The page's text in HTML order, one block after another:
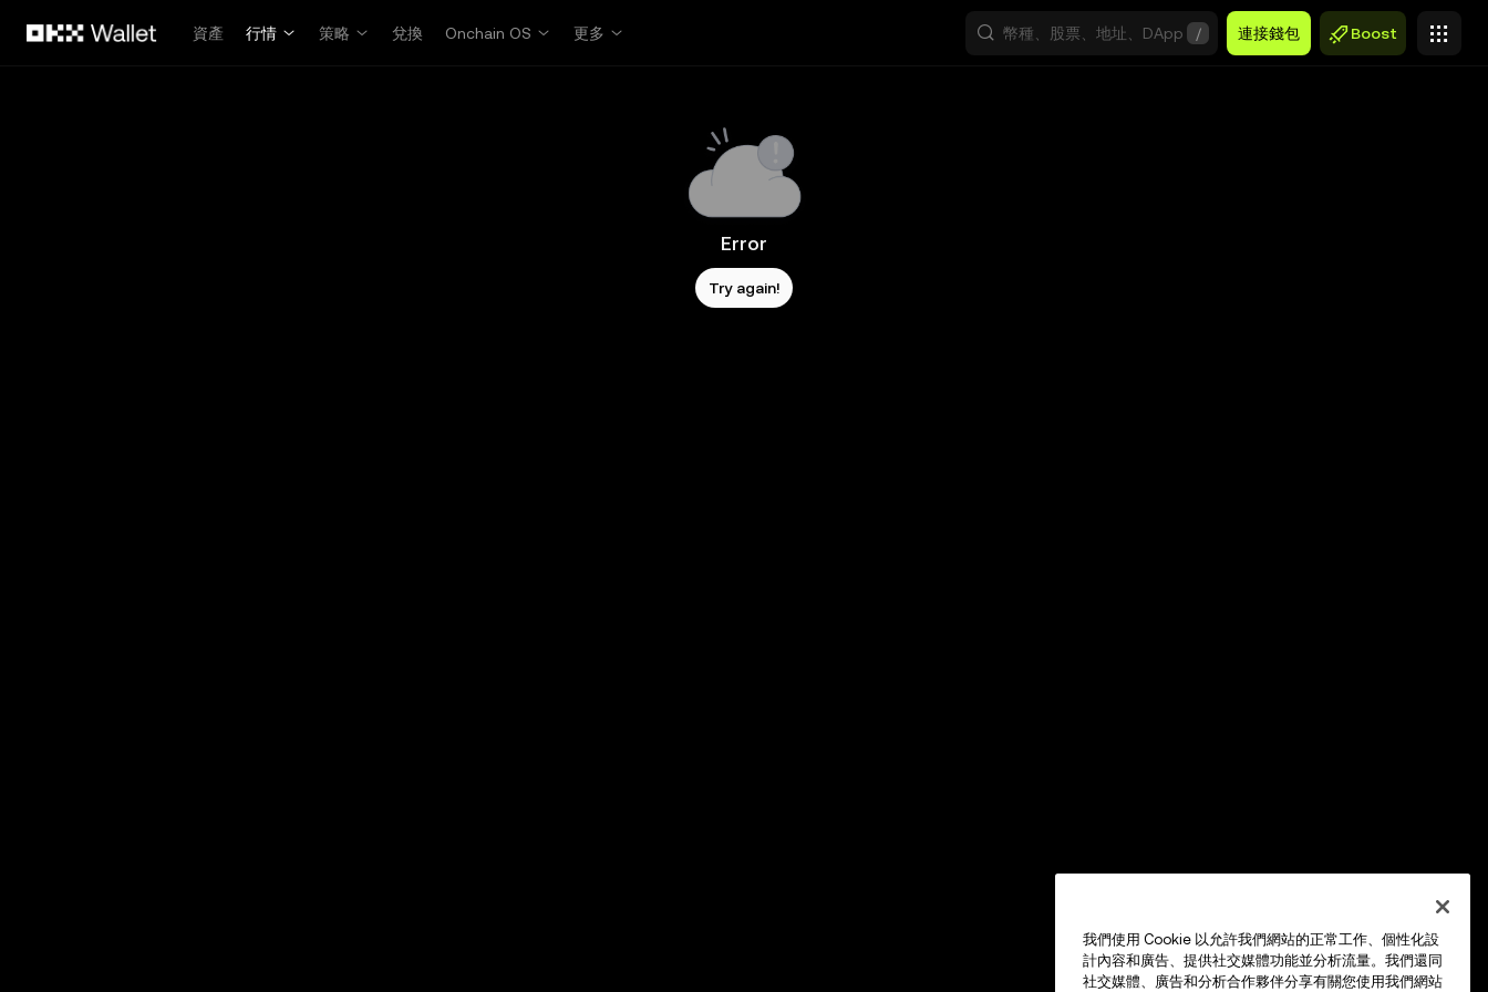
資產
行情 策略 兌換 Onchain OS 更多 / 連接錢包 Boost
Error
Try again!
我們使用 Cookie 以允許我們網站的正常工作、個性化設
計內容和廣告、提供社交媒體功能並分析流量。我們還同
社交媒體、廣告和分析合作夥伴分享有關您使用我們網站